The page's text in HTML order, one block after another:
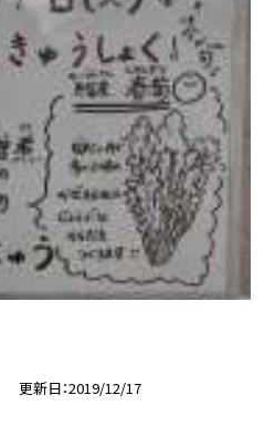
更新日 2019/12/17